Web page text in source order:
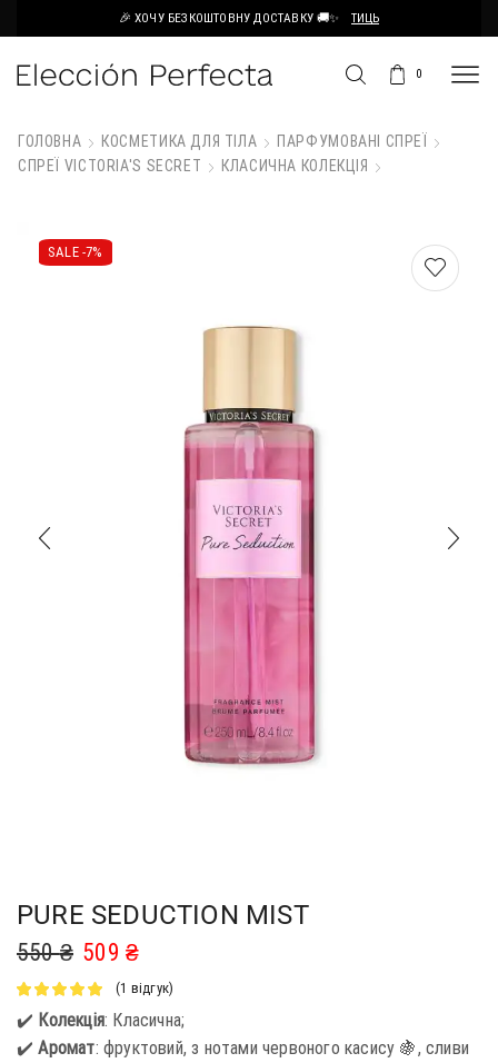
🎉 ХОЧУ БЕЗКОШТОВНУ ДОСТАВКУ 🚚✨ ТИЦЬ
0
ГОЛОВНА КОСМЕТИКА ДЛЯ ТІЛА
ПАРФУМОВАНІ СПРЕЇ
СПРЕЇ VICTORIA'S SECRET
КЛАСИЧНА КОЛЕКЦІЯ
SALE -7%
PURE SEDUCTION MIST
550₴ 509₴
(1 відгук)
✔️ Колекція: Класична;
✔️Аромат: фруктовий, з нотами червоного касису 🍇, сливи